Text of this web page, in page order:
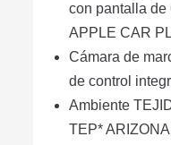
con pantalla de
APPLE CAR
Cámara de
de control
Ambiente
TEP*